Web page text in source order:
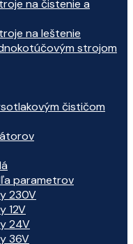
na čistenie a
na leštenie
strojom
čističom
parametrov
230V
12V
24V
36V